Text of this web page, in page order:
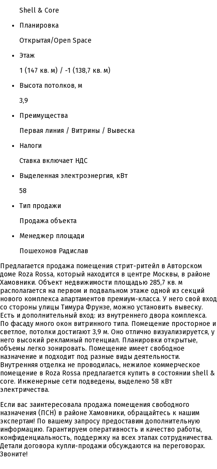
Shell & Core
Планировка
Открытая/Open Space
Этаж
1 (147 кв. м) / -1 (138,7 кв. м)
Высота потолков, м
3,9
Преимущества
Первая линия / Витрины / Вывеска
Налоги
Ставка включает НДС
Выделенная электроэнергия, кВт
58
Тип продажи
Продажа объекта
Менеджер площади
Пошехонов Радислав
Предлагается продажа помещения стрит-ритейл в Авторском
доме Roza Rossa, который находится в центре Москвы, в районе
Хамовники. Объект недвижимости площадью 285,7 кв. м
располагается на первом и подвальном этаже одной из секций
нового комплекса апартаментов премиум-класса. У него свой вход
со стороны улицы Тимура Фрунзе, можно установить вывеску.
Есть и дополнительный вход: из внутреннего двора комплекса.
По фасаду много окон витринного типа. Помещение просторное и
светлое, потолки достигают 3,9 м. Оно отлично визуализируется, у
него высокий рекламный потенциал. Планировки открытые,
объемы легко зонировать. Помещение имеет свободное
назначение и подходит под разные виды деятельности.
Внутренняя отделка не проводилась, нежилое коммерческое
помещение в Roza Rossa предлагается купить в состоянии shell &
core. Инженерные сети подведены, выделено 58 кВт
электричества.
Если вас заинтересовала продажа помещения свободного
назначения (ПСН) в районе Хамовники, обращайтесь к нашим
экспертам! По вашему запросу предоставим дополнительную
информацию. Гарантируем оперативность и качество работы,
конфиденциальность, поддержку на всех этапах сотрудничества.
Детали договора купли-продажи обсуждаются на переговорах.
Звоните!